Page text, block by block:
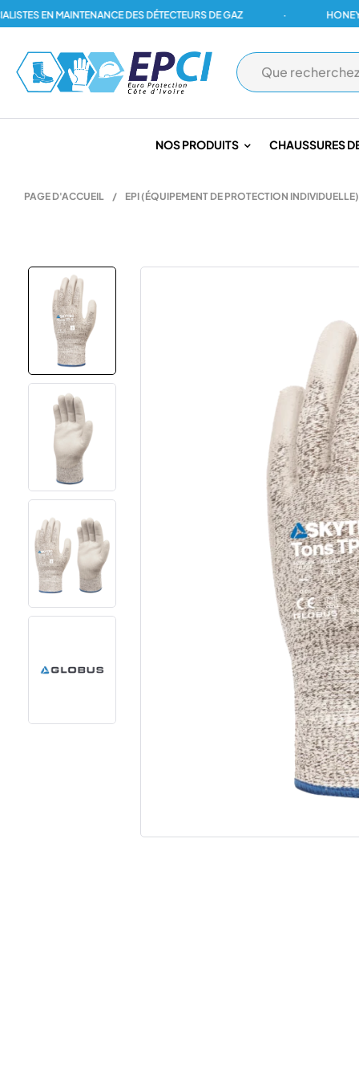
EN MAINTENANCE DES DÉTECTEURS DE GAZ
NOS PRODUITS CHAUSSURES
PAGE D'ACCUEIL / EPI (ÉQUIPEMENT DE PROTECTION INDIVIDUELLE)